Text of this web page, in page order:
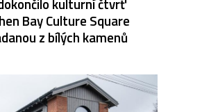
kulturní čtvrť
Bay Culture Square
z bílých kamenů